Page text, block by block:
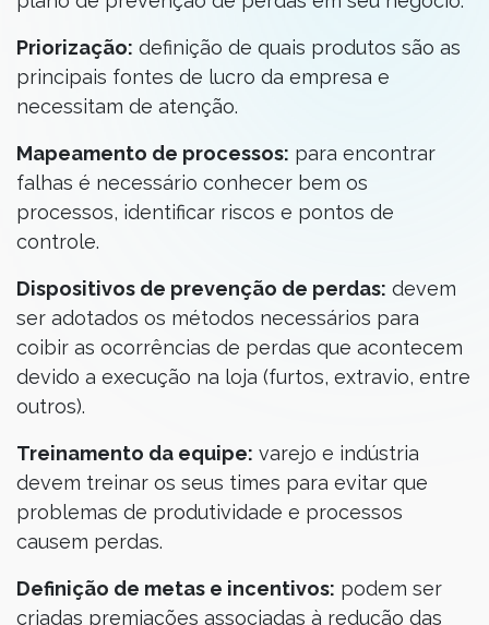
Priorização: definição de quais produtos são as
principais fontes de lucro da empresa e
necessitam de atenção.
Mapeamento de processos: para encontrar
falhas é necessário conhecer bem os
processos, identificar riscos e pontos de
controle.
Dispositivos de prevenção de perdas: devem
ser adotados os métodos necessários para
coibir as ocorrências de perdas que acontecem
devido a execução na loja (furtos, extravio, entre
outros).
Treinamento da equipe: varejo e indústria
devem treinar os seus times para evitar que
problemas de produtividade e processos
causem perdas.
Definição de metas e incentivos: podem ser
criadas premiações associadas à redução das